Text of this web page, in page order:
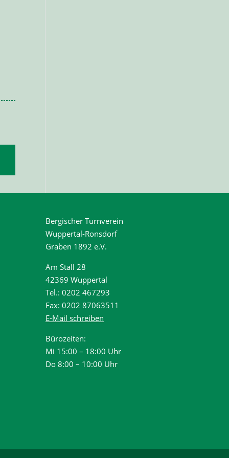
Bergischer Turnverein
Wuppertal-Ronsdorf
Graben 1892 e.V.
Am Stall 28
42369 Wuppertal
Tel.: 0202 467293
Fax: 0202 87063511
E-Mail schreiben
Bürozeiten:
Mi 15:00 – 18:00 Uhr
Do 8:00 – 10:00 Uhr